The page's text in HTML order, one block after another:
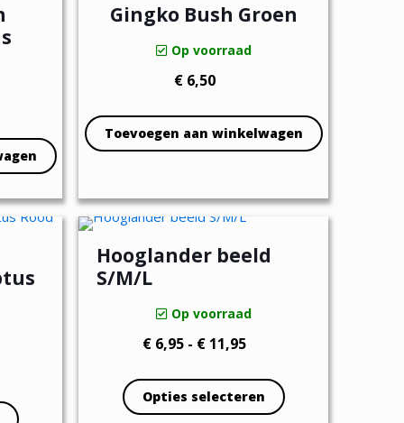
Gingko Bush Groen
Op voorraad
€6,50
Toevoegen aan winkelwagen
Hooglander beeld
S/M/L
Op voorraad
€ 6,95 - € 11,95Prijsklasse:
tot
€ 11,95
Opties selecteren